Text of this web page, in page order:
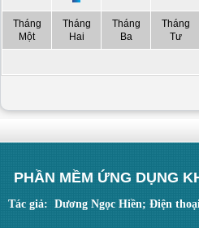
Tháng
Một
Tháng
Hai
Tháng
Ba
Tháng
Tư
PHẦN MỀM ỨNG DỤNG
Tác giả: Dương Ngọc Hiền; Điện